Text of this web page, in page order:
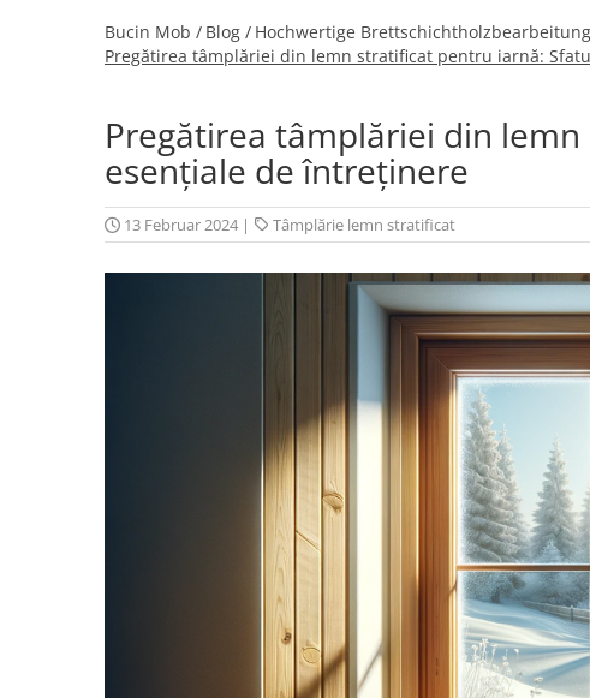
Bucin Mob / Blog / Hochwertige
Pregătirea tâmplăriei din lemn stratificat pentru iarnă:
Pregătirea tâmplăriei din
esențiale de întreținere
13 Februar 2024 | Tâmplărie lemn stratificat